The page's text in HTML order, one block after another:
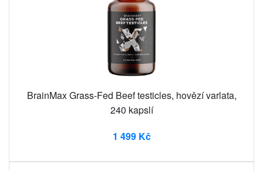
BrainMax Grass-Fed Beef testicles, hovězí varlata,
240 kapslí
1 499 Kč